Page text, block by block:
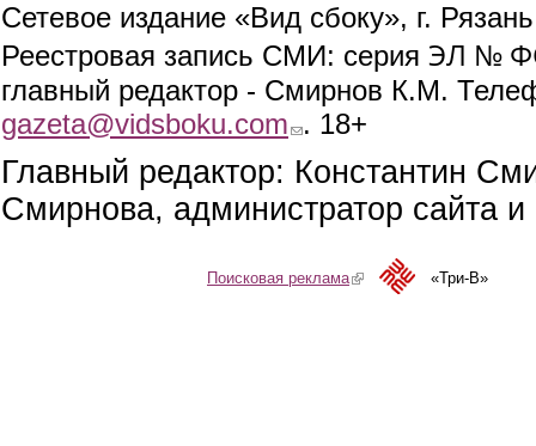
Сетевое издание «Вид сбоку», г.
Реестровая запись СМИ: серия ЭЛ №
главный редактор - Смирнов К.М.
gazeta@vidsboku.com (link sends e-mail)
. 18+
Главный редактор: Константин
Смирнова, администратор сайта
Поисковая реклама(link is external)«Три-В»